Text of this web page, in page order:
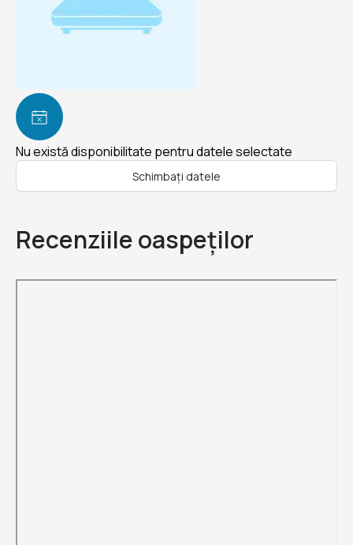
Nu există disponibilitate pentru datele selectate
Schimbați datele
Recenziile oaspeților